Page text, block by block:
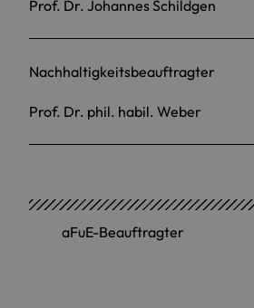
Prof. Dr. Johannes Schildgen
Nachhaltigkeitsbeauftragter
Prof. Dr. phil. habil. Weber
aFuE-Beauftragter